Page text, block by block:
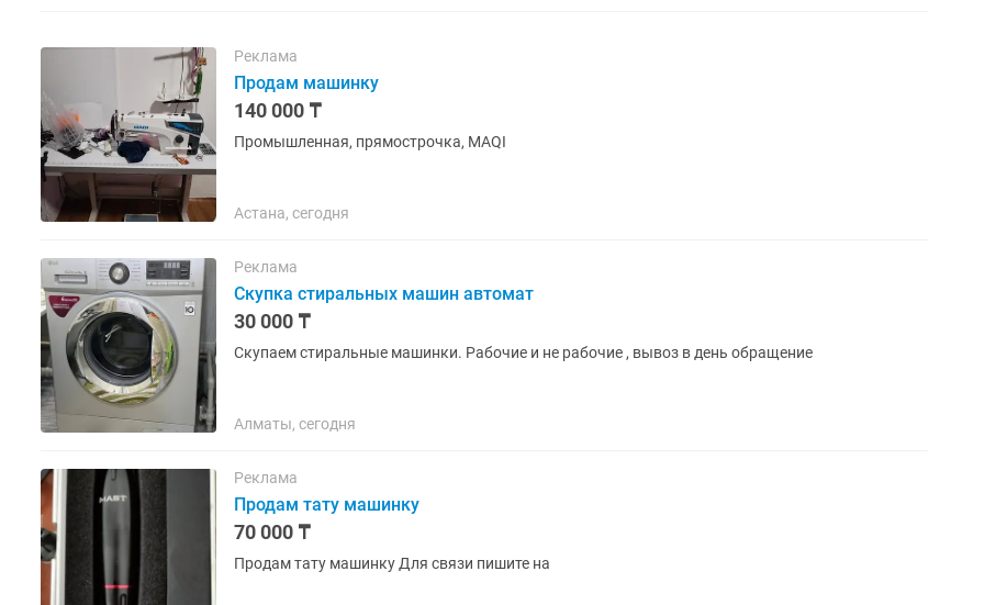
Реклама
Продам машинку
140 000 ₸
Промышленная, прямострочка, MAQI
Астана, сегодня
Реклама
Скупка стиральных машин автомат
30 000 ₸
Скупаем стиральные машинки. Рабочие и не рабочие , вывоз в день обращение
Алматы, сегодня
Реклама
Продам тату машинку
70 000 ₸
Продам тату машинку Для связи пишите на